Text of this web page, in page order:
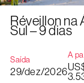
Réveillon na
Sul – 9 dias
Saída
29/dez/2026
A